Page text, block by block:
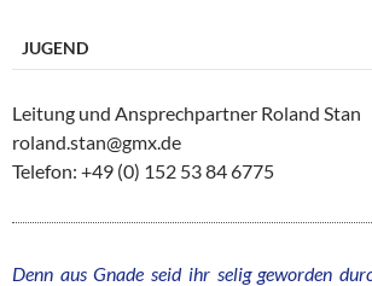
JUGEND
Leitung und Ansprechpartner Roland Stan
roland.stan@gmx.de
Telefon: +49 (0) 152 53 84 6775
Denn aus Gnade seid ihr selig geworden